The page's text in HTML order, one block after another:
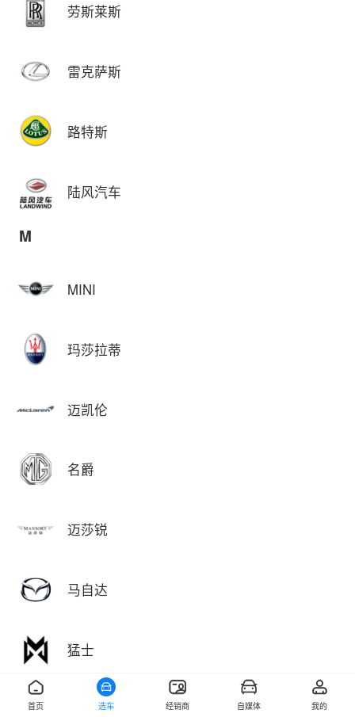
劳斯莱斯
雷克萨斯
路特斯
陆风汽车
M
MINI
玛莎拉蒂
迈凯伦
名爵
迈莎锐
马自达
猛士
首页 选车 经销商 自媒体 我的